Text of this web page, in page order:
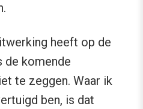
heeft op de
de komende
te zeggen. Waar ik
ben, is dat